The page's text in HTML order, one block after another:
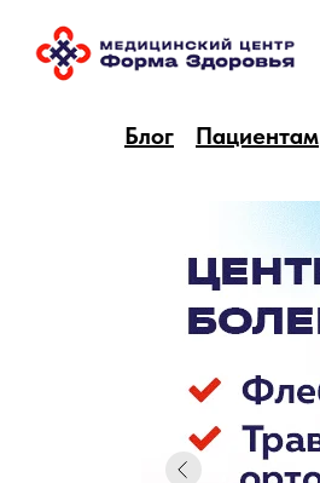
Пациентам
Блог